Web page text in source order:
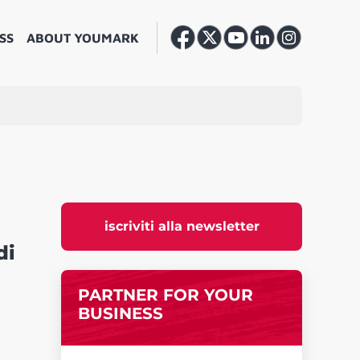
ABOUT YOUMARK
iscriviti alla newsletter
PARTNER FOR YOUR
BUSINESS